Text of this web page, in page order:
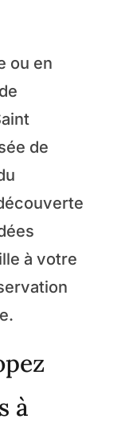
ou en
de
à votre
à